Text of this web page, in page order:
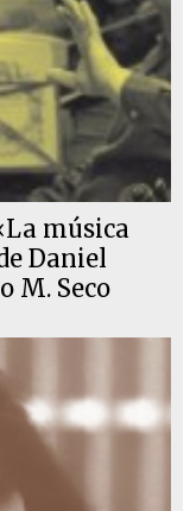
música
Daniel
M. Seco